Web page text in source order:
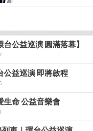
台公益巡演 圓滿落幕】
公益巡演 即將啟程
生命 公益音樂會